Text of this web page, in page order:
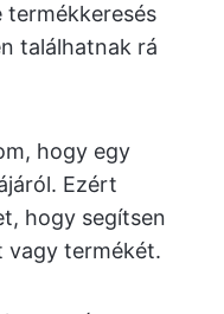
termékkeresés
találhatnak rá
hogy egy
Ezért
hogy segítsen
vagy termékét.